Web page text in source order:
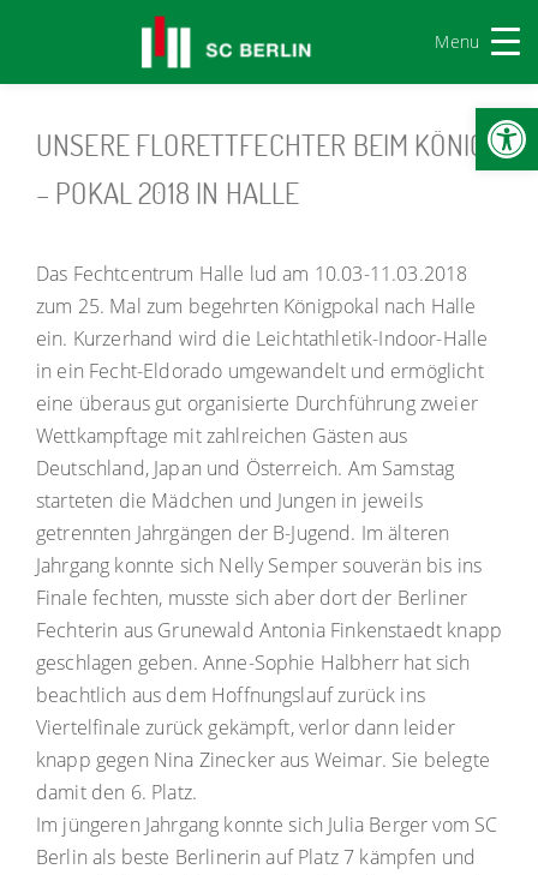
Menu
UNSERE FLORETTFECHTER BEIM KÖNIG
– POKAL 2018 IN HALLE
Das Fechtcentrum Halle lud am 10.03-11.03.2018
zum 25. Mal zum begehrten Königpokal nach Halle
ein. Kurzerhand wird die Leichtathletik-Indoor-Halle
in ein Fecht-Eldorado umgewandelt und ermöglicht
eine überaus gut organisierte Durchführung zweier
Wettkampftage mit zahlreichen Gästen aus
Deutschland, Japan und Österreich. Am Samstag
starteten die Mädchen und Jungen in jeweils
getrennten Jahrgängen der B-Jugend. Im älteren
Jahrgang konnte sich Nelly Semper souverän bis ins
Finale fechten, musste sich aber dort der Berliner
Fechterin aus Grunewald Antonia Finkenstaedt knapp
geschlagen geben. Anne-Sophie Halbherr hat sich
beachtlich aus dem Hoffnungslauf zurück ins
Viertelfinale zurück gekämpft, verlor dann leider
knapp gegen Nina Zinecker aus Weimar. Sie belegte
damit den 6. Platz.
Im jüngeren Jahrgang konnte sich Julia Berger vom SC
Berlin als beste Berlinerin auf Platz 7 kämpfen und